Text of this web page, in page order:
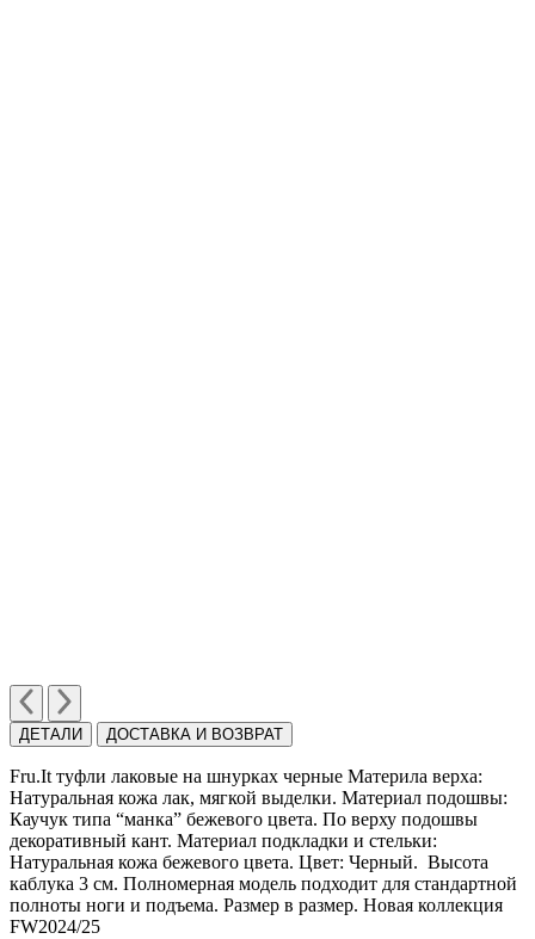
ДЕТАЛИ ДОСТАВКА И ВОЗВРАТ
Fru.It туфли лаковые на шнурках черные Материла верха:
Натуральная кожа лак, мягкой выделки. Материал подошвы:
Каучук типа “манка” бежевого цвета. По верху подошвы
декоративный кант. Материал подкладки и стельки:
Натуральная кожа бежевого цвета. Цвет: Черный. Высота
каблука 3 см. Полномерная модель подходит для стандартной
полноты ноги и подъема. Размер в размер. Новая коллекция
FW2024/25